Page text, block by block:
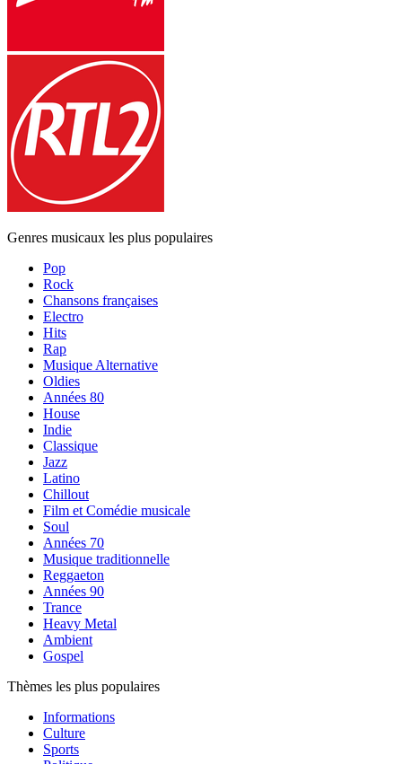
Genres musicaux les plus populaires
Pop
Rock
Chansons françaises
Electro
Hits
Rap
Musique Alternative
Oldies
Années 80
House
Indie
Classique
Jazz
Latino
Chillout
Film et Comédie musicale
Soul
Années 70
Musique traditionnelle
Reggaeton
Années 90
Trance
Heavy Metal
Ambient
Gospel
Thèmes les plus populaires
Informations
Culture
Sports